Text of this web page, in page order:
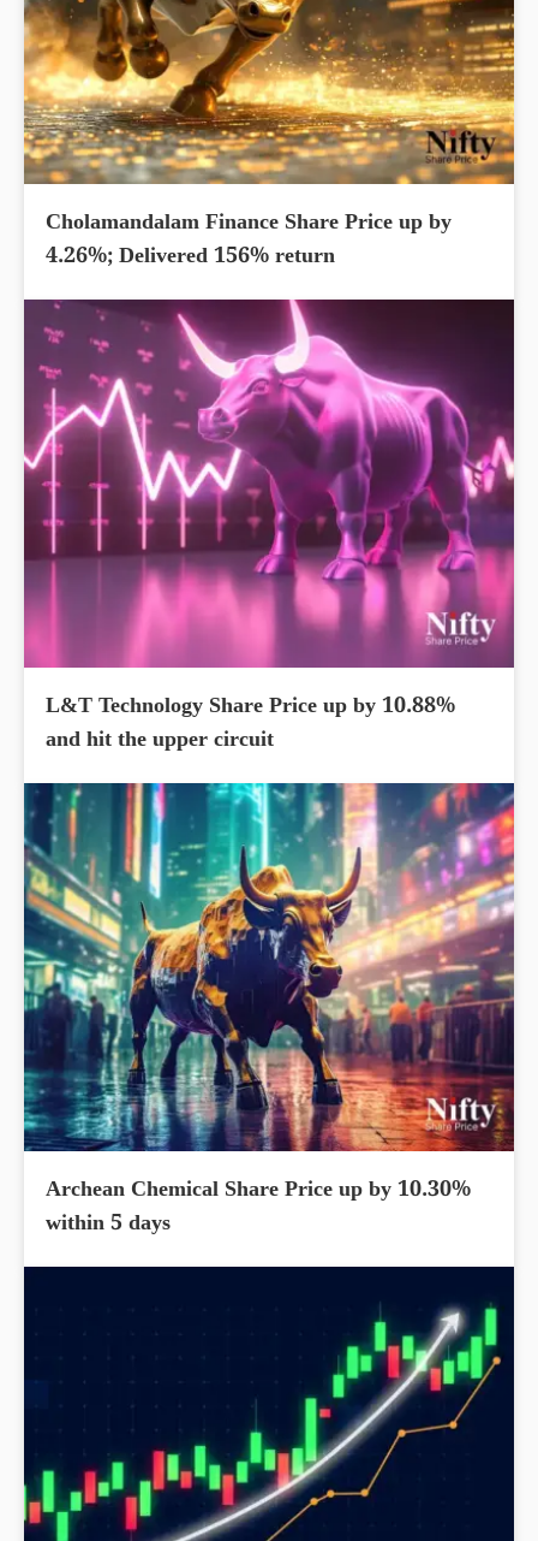
Cholamandalam Finance Share Price up by
4.26%; Delivered 156% return
L&T Technology Share Price up by 10.88%
and hit the upper circuit
Archean Chemical Share Price up by 10.30%
within 5 days